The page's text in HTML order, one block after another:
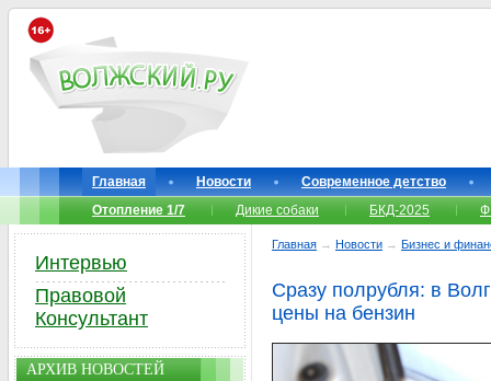
Главная Новости
Современное детство
Отопление 1/7
Дикие собаки БКД-2025
Главная → Новости → Бизнес и
Сразу полрубля: в
цены на бензин
Интервью
Правовой
Консультант
АРХИВ НОВОСТЕЙ